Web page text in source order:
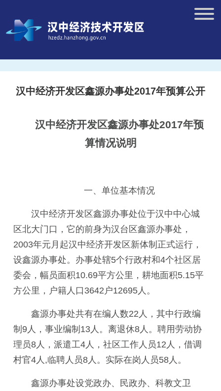
汉中经济开发区鑫源办事处2017年预算公开
汉中经济开发区鑫源办事处2017年预
算情况说明
一、单位基本情况
汉中经济开发区鑫源办事处位于汉中中心城
区北大门口，它的前身为汉台区鑫源办事处，
2003年元月起汉中经济开发区新体制正式运行，
设鑫源办事处。办事处辖5个行政村和4个社区居
委会，幅员面积10.69平方公里，耕地面积5.15平
方公里，户籍人口 3642 户12695人。
鑫源办事处共有在编人数22 人，其中行政编
制 9人，事业编制 13人。离退休8人。聘用劳动协
理员8人，派遣工4人，社区工作人员12 人，借调
村官4人 ,临聘人员8人。实际在岗人员58人。
鑫源办事处设党政办、民政办、科教文卫